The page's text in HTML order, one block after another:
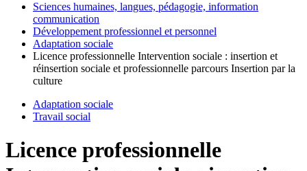
Sciences humaines, langues, pédagogie, information
communication
Développement professionnel et personnel
Adaptation sociale
Licence professionnelle Intervention sociale : insertion et
réinsertion sociale et professionnelle parcours Insertion par la
culture
Adaptation sociale
Travail social
Licence professionnelle